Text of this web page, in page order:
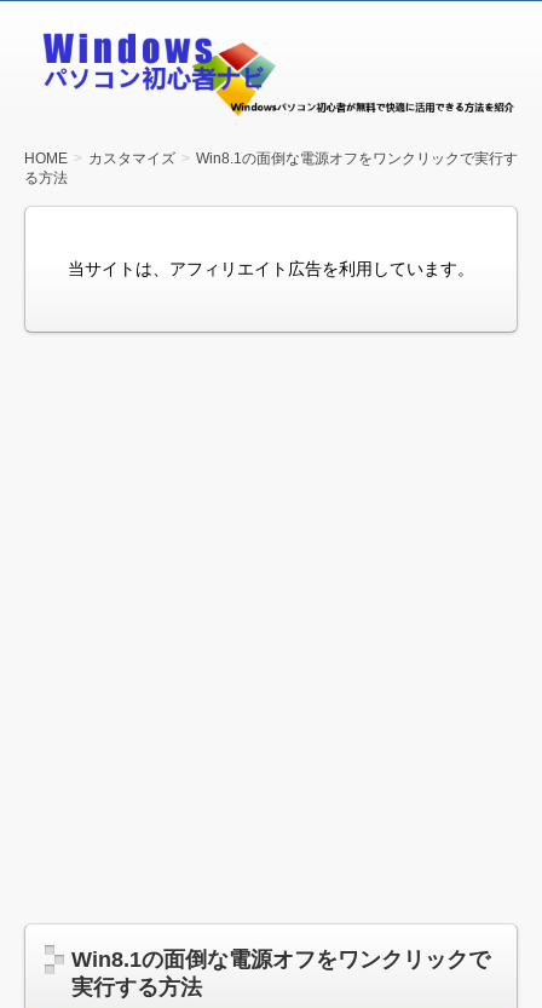
Windows
パソコン
HOME カスタマイズ
Win8.1の面倒な電源オフをワンクリックで実行す
る方法
当サイトは、アフィリエイト広告を利用しています。
Win8.1の面倒な電源オフをワンクリックで
実行する方法